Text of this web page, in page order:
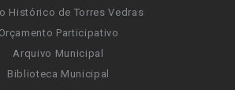
Histórico de Torres Vedras
Orçamento Participativo
Arquivo Municipal
Biblioteca Municipal